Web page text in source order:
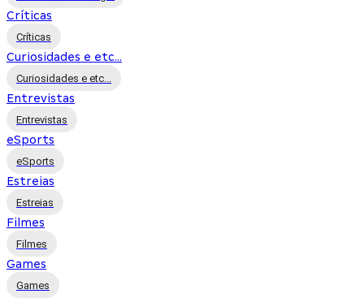
Críticas
Críticas
Curiosidades e etc...
Curiosidades e etc...
Entrevistas
Entrevistas
eSports
eSports
Estreias
Estreias
Filmes
Filmes
Games
Games